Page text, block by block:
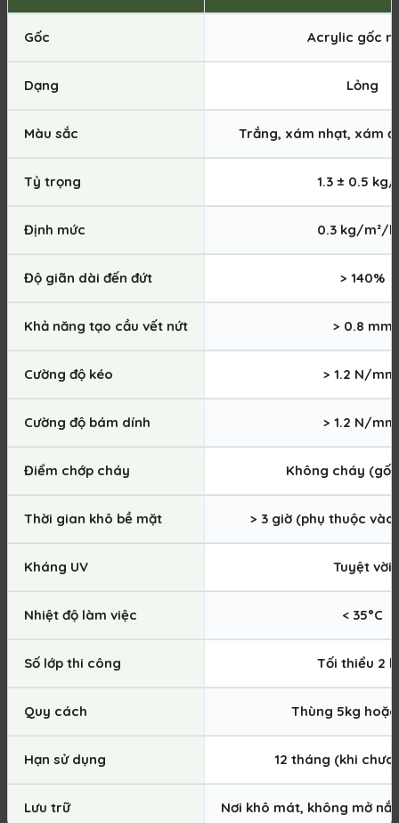
Gốc Acrylic gốc
Dạng Lỏng
Màu sắc Trắng, xám nhạt, xám
Tỷ trọng 1.3 ± 0.5
Định mức 0.3 kg/m²/
Độ giãn dài đến đứt > 140%
Khả năng tạo cầu vết nứt > 0.8 mm
Cường độ kéo > 1.2 N/
Cường độ bám dính > 1.2 N/
Điểm chớp cháy Không cháy
Thời gian khô bề mặt > 3 giờ (phụ thuộc
Kháng UV Tuyệt vời
Nhiệt độ làm việc < 35°C
Số lớp thi công Tối thiểu 2
Quy cách Thùng 5kg
Hạn sử dụng 12 tháng (khi chưa
Lưu trữ Nơi khô mát, không mở